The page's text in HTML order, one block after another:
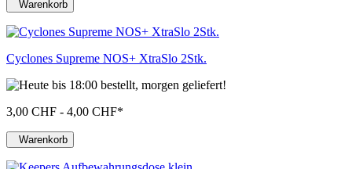
Warenkorb
Cyclones Supreme NOS+ XtraSlo 2Stk.
3,00 CHF - 4,00 CHF*
Warenkorb